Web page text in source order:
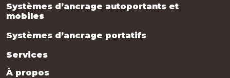
Systèmes d’ancrage autoportants et
mobiles
Systèmes d’ancrage portatifs
Services
À propos